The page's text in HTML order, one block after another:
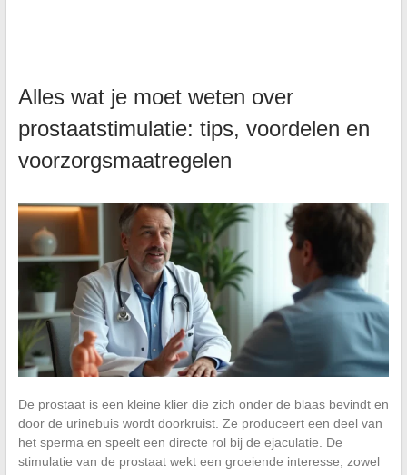
Alles wat je moet weten over
prostaatstimulatie: tips, voordelen en
voorzorgsmaatregelen
De prostaat is een kleine klier die zich onder de blaas bevindt en
door de urinebuis wordt doorkruist. Ze produceert een deel van
het sperma en speelt een directe rol bij de ejaculatie. De
stimulatie van de prostaat wekt een groeiende interesse, zowel